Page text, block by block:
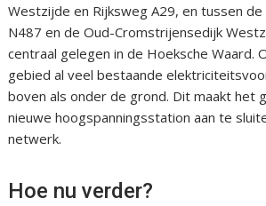
Westzijde en Rijksweg A29, en tussen
N487 en de Oud-Cromstrijensedijk
centraal gelegen in de Hoeksche Waard.
gebied al veel bestaande
boven als onder de grond. Dit maakt het
nieuwe hoogspanningsstation aan te
netwerk.
Hoe nu verder?